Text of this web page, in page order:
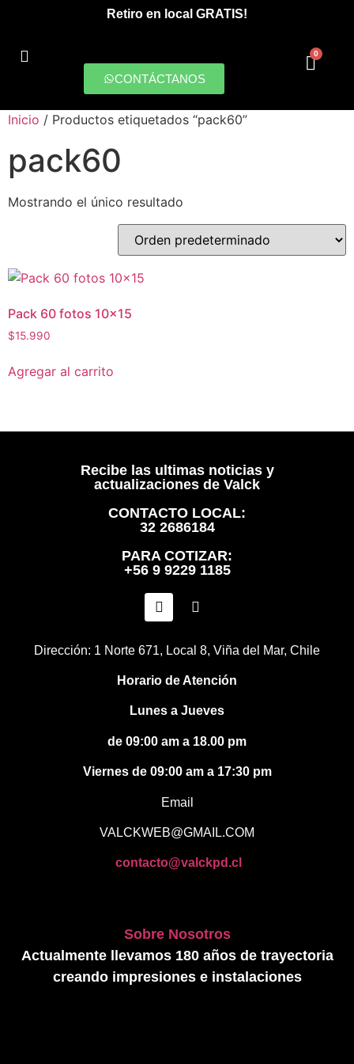
Retiro en local GRATIS!
CONTÁCTANOS
0
Inicio / Productos etiquetados “pack60”
pack60
Mostrando el único resultado
Pack 60 fotos 10×15
$15.990
Agregar al carrito
Recibe las ultimas noticias y
actualizaciones de Valck
CONTACTO LOCAL:
32 2686184
PARA COTIZAR:
+56 9 9229 1185
Dirección: 1 Norte 671, Local 8, Viña del Mar, Chile
Horario de Atención
Lunes a Jueves
de 09:00 am a 18.00 pm
Viernes de 09:00 am a 17:30 pm
Email
VALCKWEB@GMAIL.COM
contacto@valckpd.cl
Sobre Nosotros
Actualmente llevamos 180 años de trayectoria
creando impresiones e instalaciones